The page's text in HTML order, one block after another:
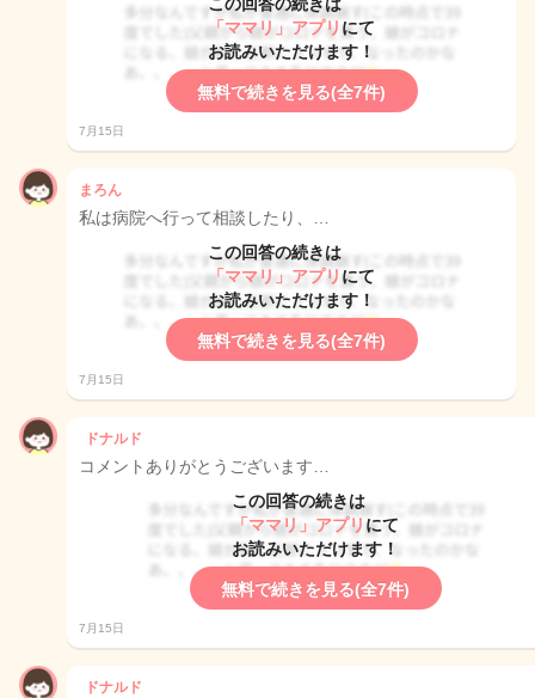
「ママリ」アプリ にて
お読みいただけます！
無料で続きを見る(全7件)
7月15日
まろん
私は病院へ行って相談したり、…
この回答の続きは
「ママリ」アプリ にて
お読みいただけます！
無料で続きを見る(全7件)
7月15日
ドナルド
コメントありがとうございます…
この回答の続きは
「ママリ」アプリ にて
お読みいただけます！
無料で続きを見る(全7件)
7月15日
ドナルド